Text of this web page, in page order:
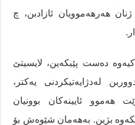
هەرهەموویان ئازادبن، چ
دەست پێبکەین، لایسیتێ
لەدژایەتیکردنی یەکتر،
هەموو ئایینەکان بوونیان
بژین. بەهەمان شێوەش بۆ